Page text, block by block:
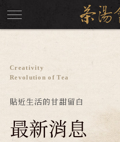
Creativity
Revolution of Tea
貼近生活的甘甜留白
最新消息